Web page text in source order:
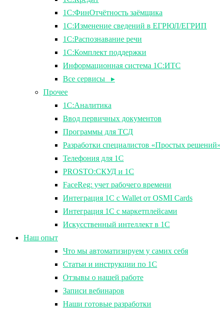
1С:ФинОтчётность заёмщика
1С:Изменение сведений в ЕГРЮЛ/ЕГРИП
1С:Распознавание речи
1С:Комплект поддержки
Информационная система 1С:ИТС
Все сервисы ▸
Прочее
1С:Аналитика
Ввод первичных документов
Программы для ТСД
Разработки специалистов «Простых решений»
Телефония для 1С
PROSTO:СКУД и 1С
FaceReg: учет рабочего времени
Интеграция 1С с Wallet от OSMI Cards
Интеграция 1С с маркетплейсами
Искусственный интеллект в 1С
Наш опыт
Что мы автоматизируем у самих себя
Статьи и инструкции по 1С
Отзывы о нашей работе
Записи вебинаров
Наши готовые разработки